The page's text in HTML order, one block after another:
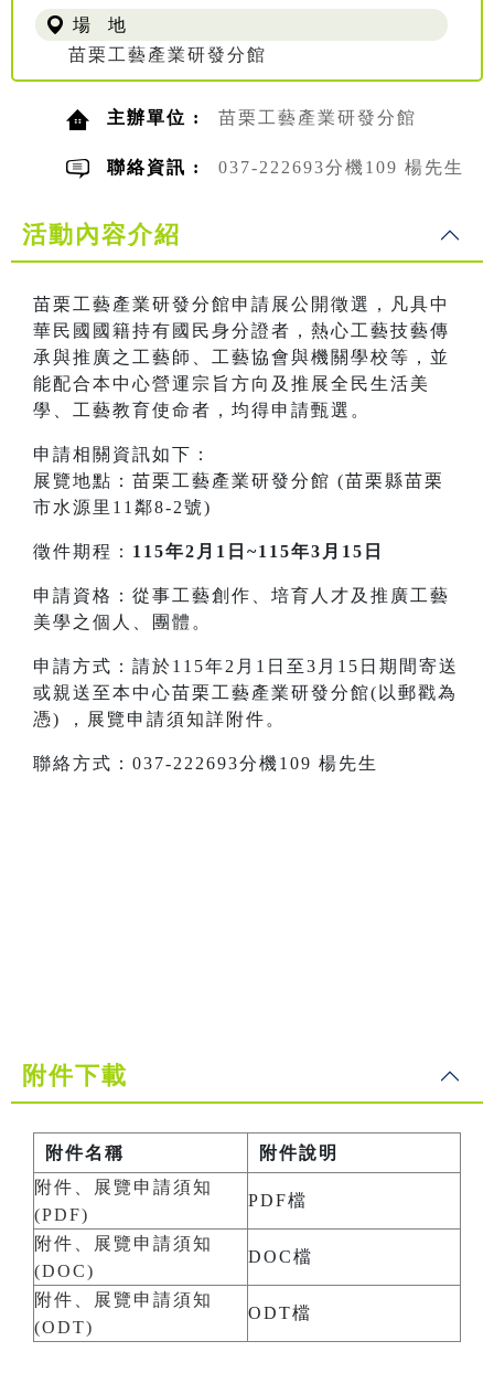
場 地
苗栗工藝產業研發分館
主辦單位 : 苗栗工藝產業研發分館
聯絡資訊 : 037-222693分機109 楊先生
活動內容介紹
苗栗工藝產業研發分館申請展公開徵選，凡具中
華民國國籍持有國民身分證者，熱心工藝技藝傳
承與推廣之工藝師、工藝協會與機關學校等，並
能配合本中心營運宗旨方向及推展全民生活美
學、工藝教育使命者，均得申請甄選。
申請相關資訊如下：
展覽地點：苗栗工藝產業研發分館 (苗栗縣苗栗
市水源里11鄰8-2號)
徵件期程： 115年2月1日~115年3月15日
申請資格：從事工藝創作、培育人才及推廣工藝
美學之個人、團體。
申請方式：請於115年2月1日至3月15日期間寄送
或親送至本中心苗栗工藝產業研發分館(以郵戳為
憑) ，展覽申請須知詳附件。
聯絡方式：037-222693分機109 楊先生
附件下載
附件名稱
附件說明
附件、展覽申請須知
(PDF)
PDF檔
附件、展覽申請須知
(DOC)
DOC檔
附件、展覽申請須知
(ODT)
ODT檔